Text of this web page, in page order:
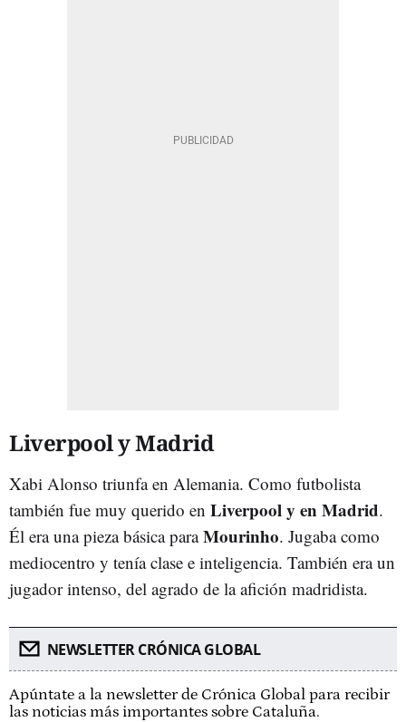
Liverpool y Madrid
Xabi Alonso triunfa en Alemania. Como futbolista
también fue muy querido en Liverpool y en Madrid.
Él era una pieza básica paraMourinho. Jugaba como
mediocentro y tenía clase e inteligencia. También era un
jugador intenso, del agrado de la afición madridista.
NEWSLETTER CRÓNICA GLOBAL
Apúntate a la newsletter de Crónica Global para recibir
las noticias más importantes sobre Cataluña.